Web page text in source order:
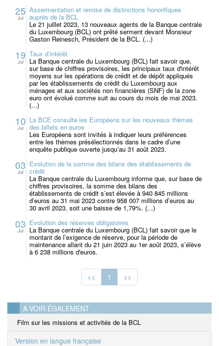
25
Jul
Assermentation et remise de distinctions honorifiques
auprès de la BCL
Le 21 juillet 2023, 13 nouveaux agents de la Banque centrale
du Luxembourg (BCL) ont prêté serment devant Monsieur
Gaston Reinesch, Président de la BCL. (...)
19
Jul
Taux d’intérêt
La Banque centrale du Luxembourg (BCL) fait savoir que,
sur base de chiffres provisoires, les principaux taux d'intérêt
moyens sur les opérations de crédit et de dépôt appliqués
par les établissements de crédit du Luxembourg aux
ménages et aux sociétés non financières (SNF) de la zone
euro ont évolué comme suit au cours du mois de mai 2023.
(...)
10
Jul
La BCE consulte les Européens sur les nouveaux thèmes
des billets en euros
Les Européens sont invités à indiquer leurs préférences
entre les thèmes présélectionnés dans le cadre d’une
enquête publique ouverte jusqu’au 31 août 2023.
03
Jul
Evolution de la somme des bilans des établissements de
crédit
La Banque centrale du Luxembourg informe que, sur base de
chiffres provisoires, la somme des bilans des
établissements de crédit s’est élevée à 940 845 millions
d’euros au 31 mai 2023 contre 958 007 millions d’euros au
30 avril 2023, soit une baisse de 1,79%. (...)
03
Jul
Evolution des réserves obligatoires
La Banque centrale du Luxembourg (BCL) fait savoir que le
montant de l’exigence de réserve, pour la période de
maintenance allant du 21 juin 2023 au 1er août 2023, s’élève
à 6 238 millions d'euros.
<< 1 >>
A VOIR ÉGALEMENT
Film sur les missions et activités de la BCL
Version en langue française